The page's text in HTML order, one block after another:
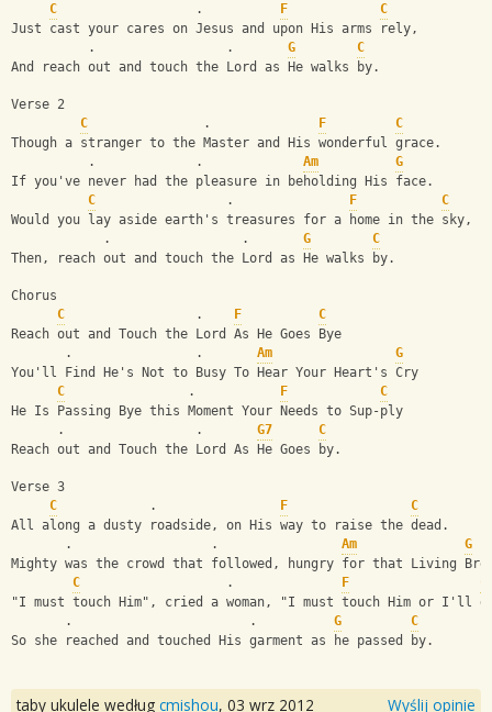
C . F
C
Just cast your cares on Jesus and upon His arms rely,
.                 . G
C
And reach out and touch the Lord as He walks by.
Verse 2
C . F
C
Though a stranger to the Master and His wonderful grace.
.             . Am
G
If you've never had the pleasure in beholding His face.
C . F
C
Would you lay aside earth's treasures for a home in the sky,
.                 . G
C
Then, reach out and touch the Lord as He walks by.
Chorus
C . F
C
Reach out and Touch the Lord As He Goes Bye
.                . Am
G
You'll Find He's Not to Busy To Hear Your Heart's Cry
C . F
C
He Is Passing Bye this Moment Your Needs to Sup-ply
.                 . G7
C
Reach out and Touch the Lord As He Goes by.
Verse 3
C . F
C
All along a dusty roadside, on His way to raise the dead.
.                  . Am
G
Mighty was the crowd that followed, hungry for that Living
C . F
"I must touch Him", cried a woman, "I must touch Him or I'll
.                       . G
C
So she reached and touched His garment as he passed by.
taby ukulele według cmishou, 03 wrz 2012 Wyślij opinie